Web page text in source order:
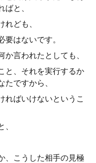
と、
ども、
はないです。
言われたとしても、
と、それを実行するか
ですから、
ればいけないというこ
、こうした相手の見極